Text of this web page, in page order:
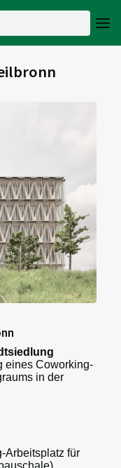
eines Coworking-
in der
Arbeitsplatz für